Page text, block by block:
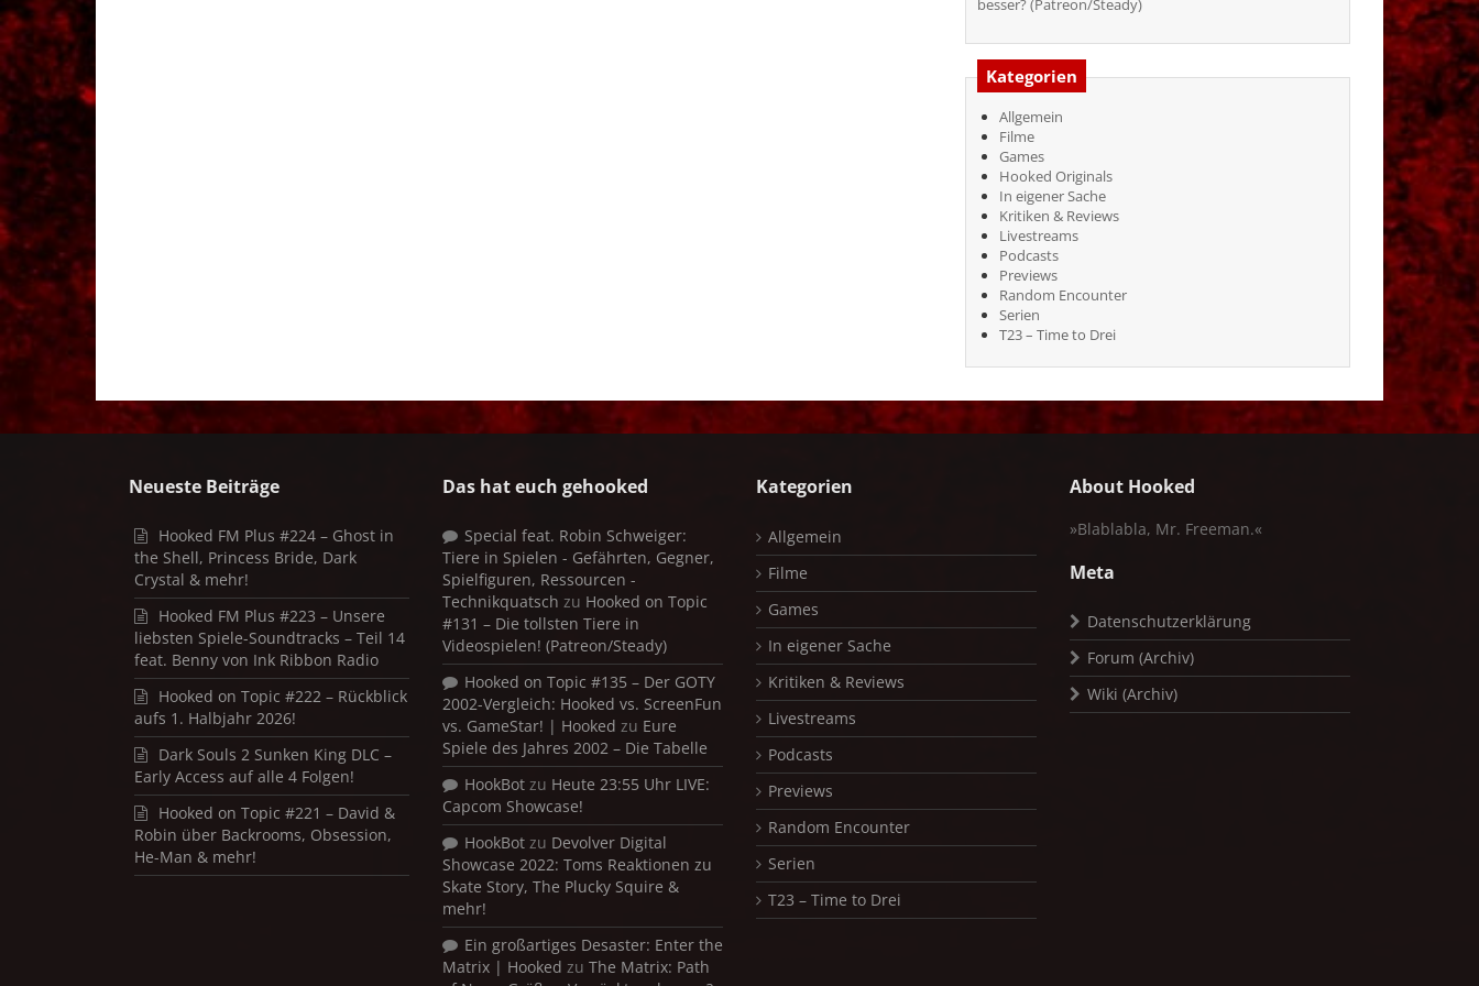
besser? (Patreon/Steady)
Kategorien
Allgemein
Filme
Games
Hooked Originals
In eigener Sache
Kritiken & Reviews
Livestreams
Podcasts
Previews
Random Encounter
Serien
T23 – Time to Drei
Neueste Beiträge
Hooked FM Plus #224 – Ghost in
the Shell, Princess Bride, Dark
Crystal & mehr!
Hooked FM Plus #223 – Unsere
liebsten Spiele-Soundtracks – Teil 14
feat. Benny von Ink Ribbon Radio
Hooked on Topic #222 – Rückblick
aufs 1. Halbjahr 2026!
Dark Souls 2 Sunken King DLC –
Early Access auf alle 4 Folgen!
Hooked on Topic #221 – David &
Robin über Backrooms, Obsession,
He-Man & mehr!
Das hat euch gehooked
Special feat. Robin Schweiger:
Tiere in Spielen - Gefährten, Gegner,
Spielfiguren, Ressourcen -
Technikquatsch zu Hooked on Topic
#131 – Die tollsten Tiere in
Videospielen! (Patreon/Steady)
Hooked on Topic #135 – Der GOTY
2002-Vergleich: Hooked vs. ScreenFun
vs. GameStar! | Hooked zu Eure
Spiele des Jahres 2002 – Die Tabelle
HookBot zu Heute 23:55 Uhr LIVE:
Capcom Showcase!
HookBot zu Devolver Digital
Showcase 2022: Toms Reaktionen zu
Skate Story, The Plucky Squire &
mehr!
Ein großartiges Desaster: Enter the
Matrix | Hooked zu The Matrix: Path
Kategorien
Allgemein
Filme
Games
In eigener Sache
Kritiken & Reviews
Livestreams
Podcasts
Previews
Random Encounter
Serien
T23 – Time to Drei
About Hooked
»Blablabla, Mr. Freeman.«
Meta
Datenschutzerklärung
Forum (Archiv)
Wiki (Archiv)